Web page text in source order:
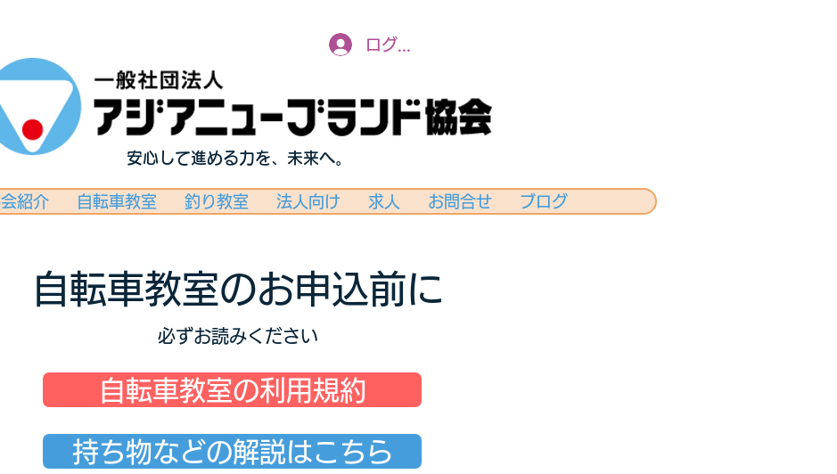
安心して進める力を、未来へ。
ログイン
紹介 自転車教室 釣り教室 法人向け 求人 お問合せ ブログ
自転車教室のお申込前に
必ずお読みください
自転車教室の利用規約
持ち物などの解説はこちら